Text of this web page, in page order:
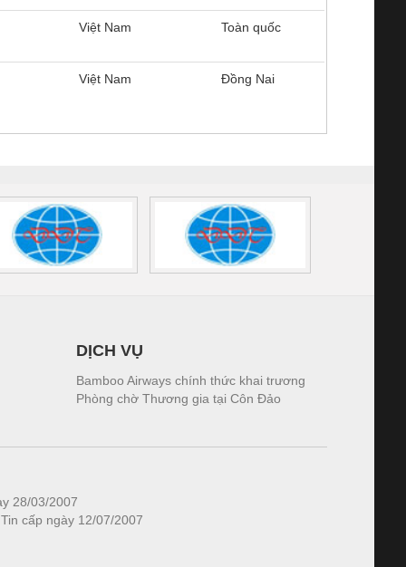
Việt Nam Toàn quốc
Việt Nam Đồng Nai
DỊCH VỤ
Bamboo Airways chính thức khai trương
Phòng chờ Thương gia tại Côn Đảo
28/03/2007
cấp ngày 12/07/2007